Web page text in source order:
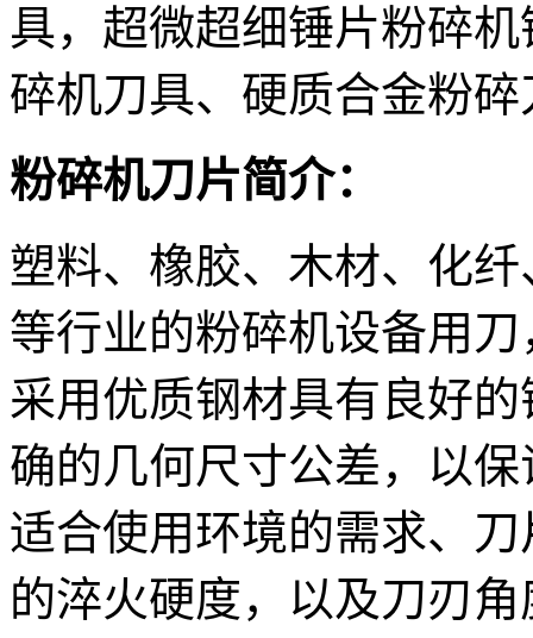
具，超微超细锤片粉碎
碎机刀具、硬质合金粉
粉碎机刀片简介：
塑料、橡胶、木材、化
等行业的粉碎机设备用
采用优质钢材具有良好
确的几何尺寸公差，以
适合使用环境的需求、
的淬火硬度，以及刀刃